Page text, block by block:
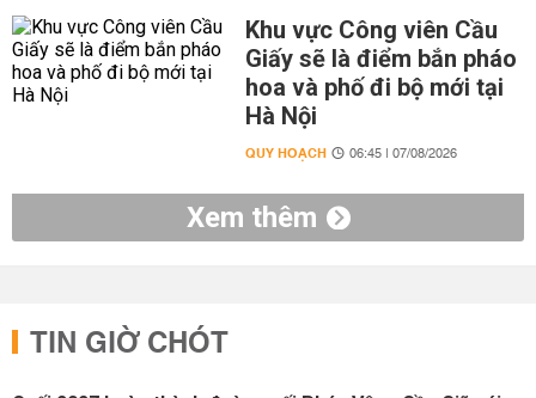
Khu vực Công viên Cầu
Giấy sẽ là điểm bắn pháo
hoa và phố đi bộ mới tại
Hà Nội
QUY HOẠCH 06:45 | 07/08/2026
Xem thêm
TIN GIỜ CHÓT